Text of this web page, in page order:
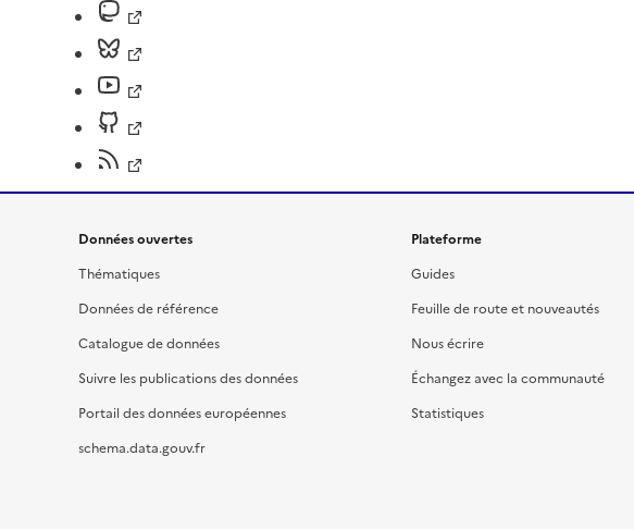
Données ouvertes
Thématiques
Données de référence
Catalogue de données
Suivre les publications des données
Portail des données européennes
schema.data.gouv.fr
Plateforme
Guides
Feuille de route et nouveautés
Nous écrire
Échangez avec la communauté
Statistiques